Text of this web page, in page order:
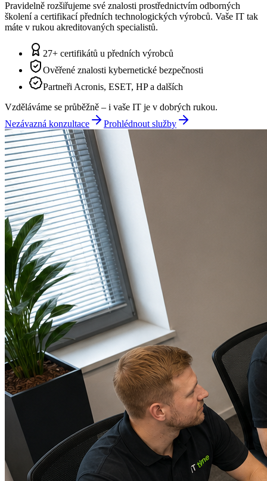
Pravidelně rozšiřujeme své znalosti prostřednictvím odborných
školení a certifikací předních technologických výrobců. Vaše IT tak
máte v rukou akreditovaných specialistů.
27+ certifikátů u předních výrobců
Ověřené znalosti kybernetické bezpečnosti
Partneři Acronis, ESET, HP a dalších
Vzděláváme se průběžně – i vaše IT je v dobrých rukou.
Nezávazná konzultace
Prohlédnout služby